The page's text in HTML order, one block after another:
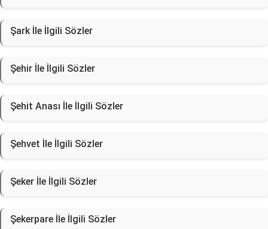
Şark İle İlgili Sözler
Şehir İle İlgili Sözler
Şehit Anası İle İlgili Sözler
Şehvet İle İlgili Sözler
Şeker İle İlgili Sözler
Şekerpare İle İlgili Sözler